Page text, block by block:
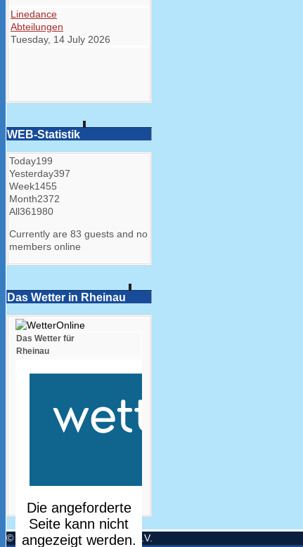
Linedance
Abteilungen
Tuesday, 14 July 2026
WEB-Statistik
Today199
Yesterday397
Week1455
Month2372
All361980
Currently are 83 guests and no
members online
Das Wetter in Rheinau
Das Wetter für
Rheinau
© Turnerbund Freistett 1894 e.V.